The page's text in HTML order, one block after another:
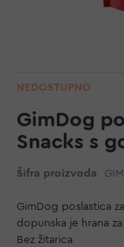
NEDOSTUPNO
GimDog
Snacks s
Šifra proizvoda
GimDog poslastica
dopunska je hrana
Bez žitarica